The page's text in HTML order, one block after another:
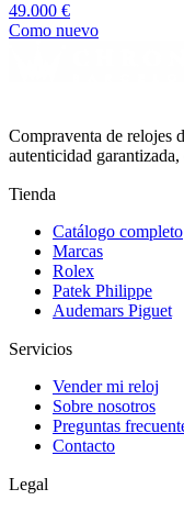
49.000 €
Como nuevo
Compraventa de relojes
autenticidad
Tienda
Catálogo completo
Marcas
Rolex
Patek Philippe
Audemars Piguet
Servicios
Vender mi reloj
Sobre nosotros
Preguntas
Contacto
Legal